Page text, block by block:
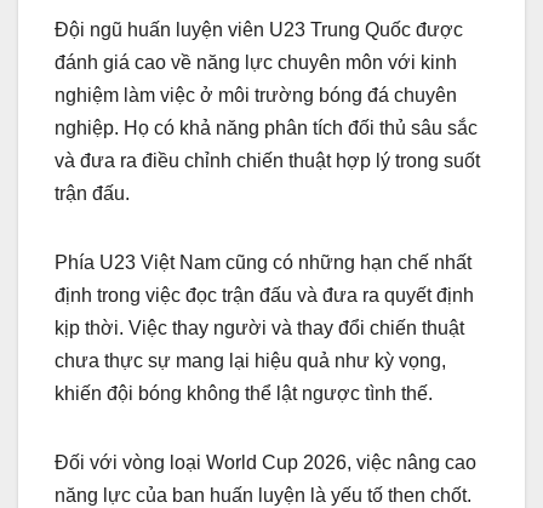
Đội ngũ huấn luyện viên U23 Trung Quốc được
đánh giá cao về năng lực chuyên môn với kinh
nghiệm làm việc ở môi trường bóng đá chuyên
nghiệp. Họ có khả năng phân tích đối thủ sâu sắc
và đưa ra điều chỉnh chiến thuật hợp lý trong suốt
trận đấu.
Phía U23 Việt Nam cũng có những hạn chế nhất
định trong việc đọc trận đấu và đưa ra quyết định
kịp thời. Việc thay người và thay đổi chiến thuật
chưa thực sự mang lại hiệu quả như kỳ vọng,
khiến đội bóng không thể lật ngược tình thế.
Đối với vòng loại World Cup 2026, việc nâng cao
năng lực của ban huấn luyện là yếu tố then chốt.